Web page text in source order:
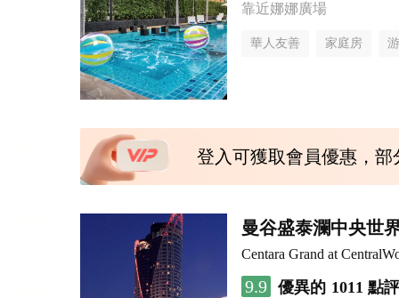
靠近娜娜廣場
華人友善 家庭房
登入可獲取會員優惠，
曼谷盛泰瀾中央世
Centara Grand at
9.9 優異的 1011 點評